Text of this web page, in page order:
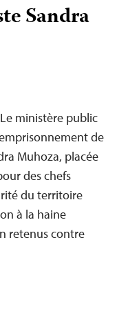
Sandra
ministère public
de
Muhoza, placée
des chefs
du territoire
à la haine
retenus contre